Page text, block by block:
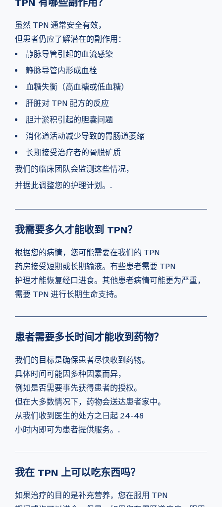
TPN 有哪些副作用？
虽然 TPN 通常安全有效，
但患者仍应了解潜在的副作用：
静脉导管引起的血流感染
静脉导管内形成血栓
血糖失衡（高血糖或低血糖）
肝脏对 TPN 配方的反应
胆汁淤积引起的胆囊问题
消化道活动减少导致的胃肠道萎缩
长期接受治疗者的骨脱矿质
我们的临床团队会监测这些情况，
并据此调整您的护理计划。.
我需要多久才能收到 TPN？
根据您的病情，您可能需要在我们的 TPN
药房接受短期或长期输液。有些患者需要 TPN
护理才能恢复经口进食。其他患者病情可能更为严重，
需要 TPN 进行长期生命支持。
患者需要多长时间才能收到药物？
我们的目标是确保患者尽快收到药物。
具体时间可能因多种因素而异，
例如是否需要事先获得患者的授权。
但在大多数情况下，药物会送达患者家中。
从我们收到医生的处方之日起 24-48
小时内即可为患者提供服务。.
我在 TPN 上可以吃东西吗？
如果治疗的目的是补充营养，您在服用 TPN